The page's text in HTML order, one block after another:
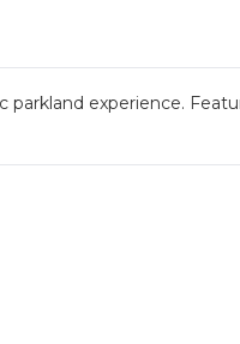
experience.